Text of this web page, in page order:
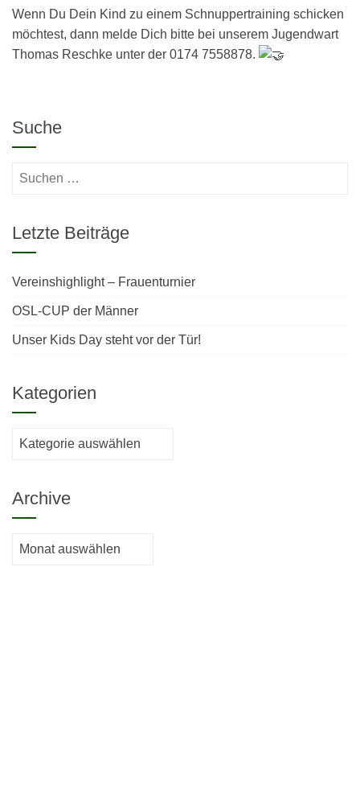
Wenn Du Dein Kind zu einem Schnuppertraining schicken
möchtest, dann melde Dich bitte bei unserem Jugendwart
Thomas Reschke unter der 0174 7558878.
Suche
Suchen
Letzte Beiträge
Vereinshighlight – Frauenturnier
OSL-CUP der Männer
Unser Kids Day steht vor der Tür!
Kategorien
Kategorien
Archive
Archive